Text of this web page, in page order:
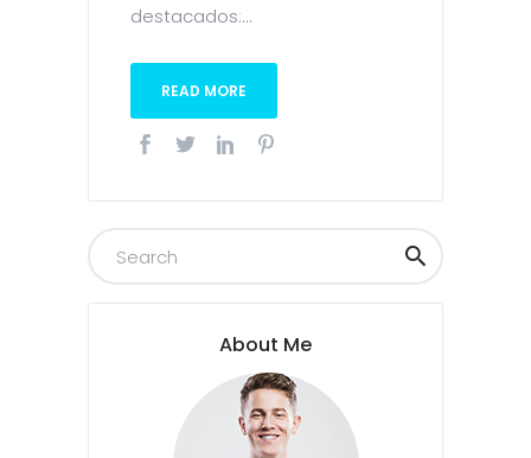
destacados:...
READ MORE
About Me